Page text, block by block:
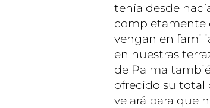
tenía desde
completamente
vengan en
en nuestras
de Palma
ofrecido su total
velará para que